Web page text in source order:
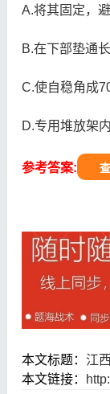
A.将其固定，
B.在下部垫通
C.使自稳角成
D.专用堆放架内
参考答案:
本文标题： 江
本文链接：